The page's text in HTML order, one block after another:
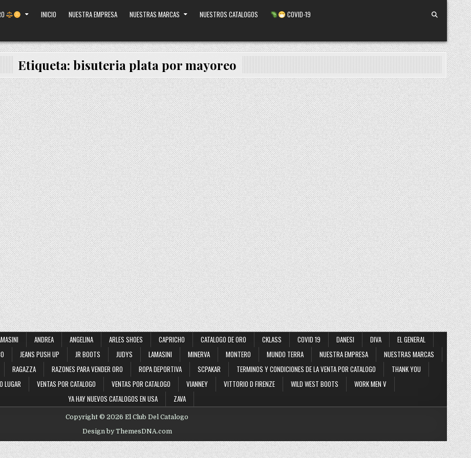
INICIO NUESTRA EMPRESA NUESTRAS MARCAS NUESTROS CATALOGOS COVID-19
Etiqueta: bisuteria plata por mayoreo
ANDREA ANGELINA ARLES SHOES CAPRICHO CATALOGO DE ORO CKLASS COVID 19 DANESI DIVA
EL GENERAL
JEANS PUSH UP JR BOOTS JUDYS LAMASINI MINERVA MONTERO MUNDO TERRA NUESTRA EMPRESA
NUESTRAS MARCAS
RAGAZZA RAZONES PARA VENDER ORO ROPA DEPORTIVA SCPAKAR TERMINOS Y CONDICIONES DE LA VENTA POR CATALOGO
THANK YOU
LUGAR VENTAS POR CATALOGO VENTAS POR CATALOGO VIANNEY VITTORIO D FIRENZE WILD WEST BOOTS
WORK MEN V
YA HAY NUEVOS CATALOGOS EN USA
ZAVA
Copyright © 2026 El Club Del Catalogo
Design by ThemesDNA.com